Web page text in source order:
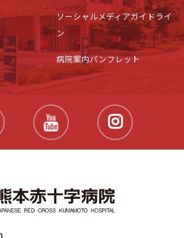
ソーシャルメディアガイドライ
ン
病院案内パンフレット